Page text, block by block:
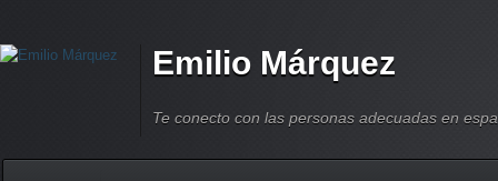
Emilio Márquez
Te conecto con las personas adecuadas en